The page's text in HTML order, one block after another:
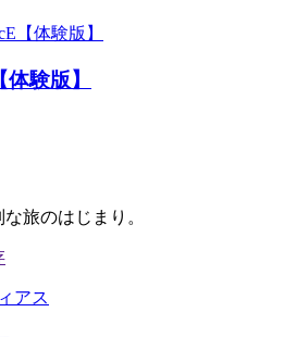
験版】
旅のはじまり。